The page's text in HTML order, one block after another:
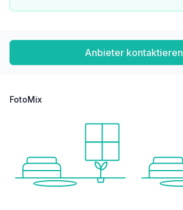
Supermarkt <100m
Geldautomat <25m
Polizei <600m
Straßenbahn <325m
Bahnhof <75m
Autobahnanschluss <1.725m
Anbieter kontaktieren
FotoMix